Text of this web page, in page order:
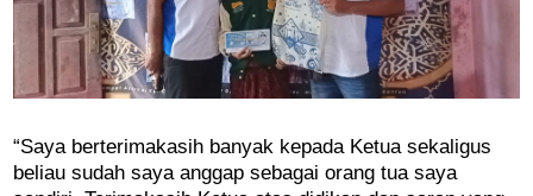
“Saya berterimakasih banyak kepada Ketua sekaligus
beliau sudah saya anggap sebagai orang tua saya